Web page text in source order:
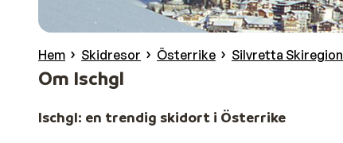
Hem Skidresor Österrike Silvretta Skiregion
Om Ischgl
Ischgl: en trendig skidort i Österrike